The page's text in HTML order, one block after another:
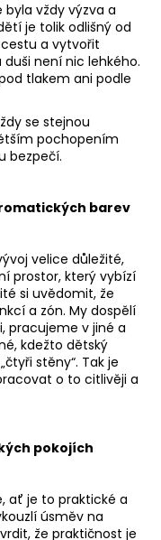
vždy výzva a
je tolik odlišný od
a vytvořit
není nic lehkého.
tlakem ani podle
se stejnou
pochopením
bezpečí.
barev
velice důležité,
prostor, který vybízí
si uvědomit, že
a zón. My dospělí
pracujeme v jiné a
kdežto dětský
stěny“. Tak je
o to citlivěji a
pokojích
ať je to praktické a
úsměv na
že praktičnost je